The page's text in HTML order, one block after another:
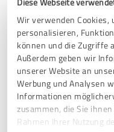
Wir verwenden Cookies,
personalisieren,
können und die Zugriffe
Außerdem geben wir
unserer Website an
Werbung und Analysen
Informationen
zusammen, die Sie
Rahmen Ihrer Nutzung
16.11.2020 Sven S.
4,96 von 5
SEHR GUT
Kompetente und